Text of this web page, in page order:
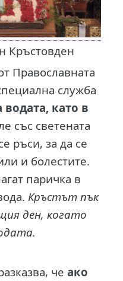
Кръстовден
Православната
служба
като в
със светената
ръси, за да се
и болестите.
паричка в
Кръстът пък
ден, когато
че ако